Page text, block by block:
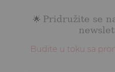
🌟 Pridružite se
Budite u toku sa